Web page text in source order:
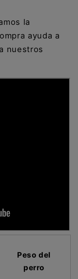
la
ayuda a
nuestros
Peso del
perro